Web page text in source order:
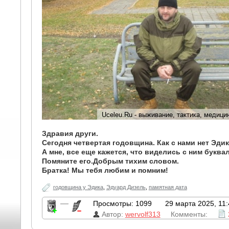
Здравия други.
Сегодня четвертая годовщина. Как с нами нет
А мне, все еще кажется, что виделись с ним
Помяните его.Добрым тихим словом.
Братка! Мы тебя любим и помним!
годовщина у Эдика, Эдуард Дизель, памятная дата
— Просмотры: 1099
29 марта 2025,
Автор: wervolf313 Комменты: